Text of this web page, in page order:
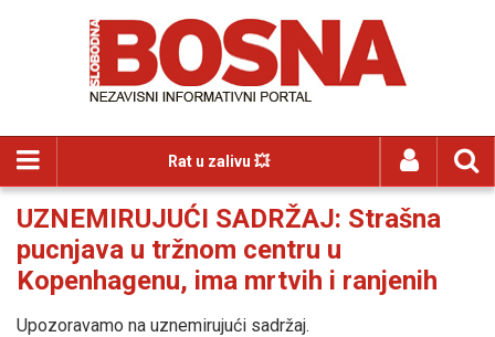
Rat u zalivu 💥
UZNEMIRUJUĆI SADRŽAJ: Strašna
pucnjava u tržnom centru u
Kopenhagenu, ima mrtvih i ranjenih
Upozoravamo na uznemirujući sadržaj.